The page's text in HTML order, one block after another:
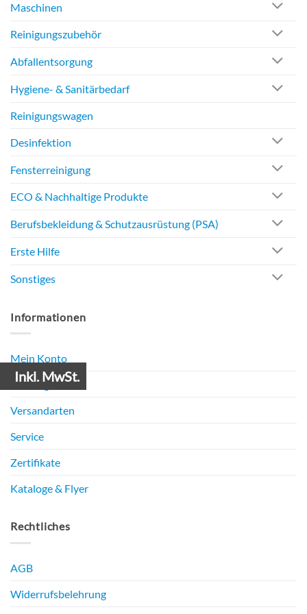
Inkl. MwSt.
Maschinen
Reinigungszubehör
Abfallentsorgung
Hygiene- & Sanitärbedarf
Reinigungswagen
Desinfektion
Fensterreinigung
ECO & Nachhaltige Produkte
Berufsbekleidung & Schutzausrüstung (PSA)
Erste Hilfe
Sonstiges
Informationen
Mein Konto
Zahlungsarten
Versandarten
Service
Zertifikate
Kataloge & Flyer
Rechtliches
AGB
Widerrufsbelehrung